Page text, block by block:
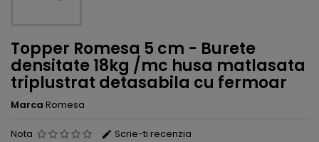
Topper Romesa 5 cm - Burete
densitate 18kg /mc husa matlasata
triplustrat detasabila cu fermoar
Marca Romesa
Nota Scrie-ti recenzia